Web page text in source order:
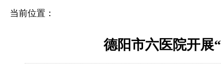
当前位置：
德阳市六医院开展